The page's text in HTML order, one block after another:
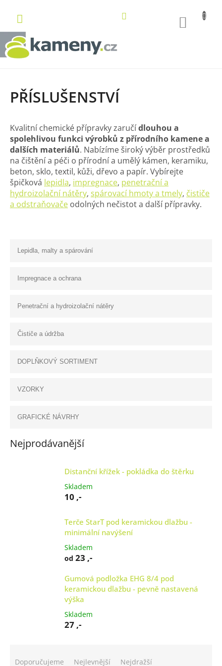
obsah
PŘÍSLUŠENSTVÍ
Kvalitní chemické přípravky zaručídlouhou a
spolehlivou funkci výrobků z přírodního kamene a
dalších materiálů. Nabízíme široký výběr prostředků
na čištění a péči o přírodní a umělý kámen, keramiku,
beton, sklo, textil, kůži, dřevo a papír. Vybírejte
špičková lepidla, impregnace, penetrační a
hydroizolační nátěry, spárovací hmoty a tmely, čističe
a odstraňovače odolných nečistot a další přípravky.
Lepidla, malty a spárování
Impregnace a ochrana
Penetrační a hydroizolační nátěry
Čističe a údržba
DOPLŇKOVÝ SORTIMENT
VZORKY
GRAFICKÉ NÁVRHY
Nejprodávanější
Distanční křížek - pokládka do štěrku
Skladem
10 ,-
Terče StarT pod keramickou dlažbu -
minimální navýšení
Skladem
od 23 ,-
Gumová podložka EHG 8/4 pod
keramickou dlažbu - pevně nastavená
výška
Skladem
27 ,-
Doporučujeme Nejlevnější Nejdražší